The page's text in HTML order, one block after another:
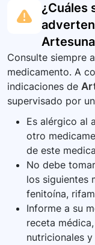
¿Cuáles
Consulte siempre
medicamento. A
indicaciones de
supervisado por
Es alérgico al
otro
de este
No debe
los siguientes
fenitoína,
Informe a su
receta
nutricionales